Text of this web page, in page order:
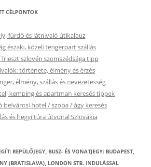
CÉLPONTOK
fürdő és látnivaló útikalauz
északi, közeli tengerpart szállás
szlovén szomszédsága tipp
története, élmény és érzés
élmény, szállás és nevezetesség
kemping és apartman keresés tippek
belvárosi hotel / szoba / ágy keresés
és hegyi túra útvonal Szlovákia
REPÜLŐJEGY, BUSZ- ÉS VONATJEGY: BUDAPEST,
(BRATISLAVA), LONDON STB. INDULÁSSAL